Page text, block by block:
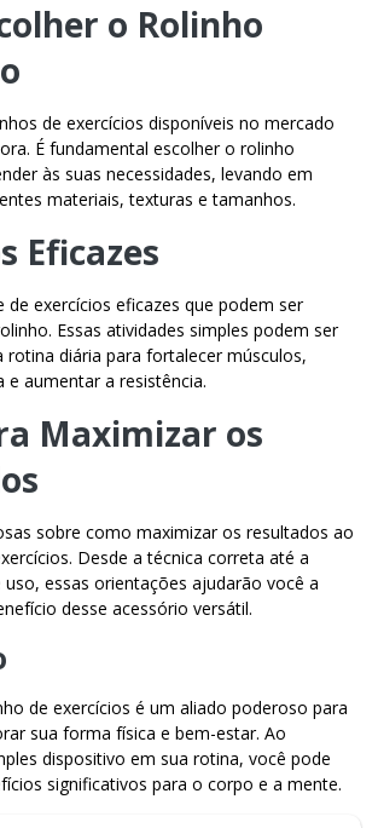
o Rolinho
de exercícios disponíveis no mercado
É fundamental escolher o rolinho
às suas necessidades, levando em
materiais, texturas e tamanhos.
Eficazes
de exercícios eficazes que podem ser
Essas atividades simples podem ser
rotina diária para fortalecer músculos,
aumentar a resistência.
Maximizar os
sobre como maximizar os resultados ao
. Desde a técnica correta até a
uso, essas orientações ajudarão você a
desse acessório versátil.
de exercícios é um aliado poderoso para
sua forma física e bem-estar. Ao
dispositivo em sua rotina, você pode
significativos para o corpo e a mente.